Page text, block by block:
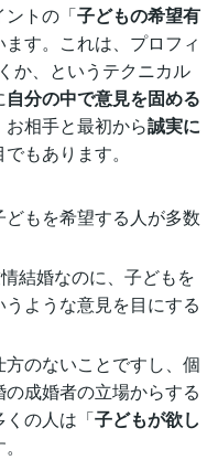
ントの「子どもの希望有
す。これは、プロフィ
か、というテクニカル
自分の中で意見を固める
相手と最初から誠実に
もあります。
もを希望する人が多数
結婚なのに、子どもを
ような意見を目にする
のないことですし、個
成婚者の立場からする
くの人は「子どもが欲し